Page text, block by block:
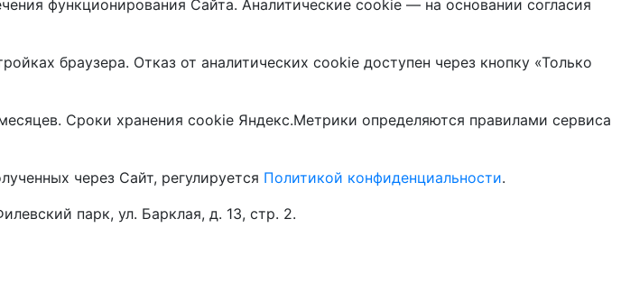
функционирования Сайта. Аналитические cookie — на основании согласия
браузера. Отказ от аналитических cookie доступен через кнопку «Только
Сроки хранения cookie Яндекс.Метрики определяются правилами сервиса
через Сайт, регулируется Политикой конфиденциальности.
парк, ул. Барклая, д. 13, стр. 2.